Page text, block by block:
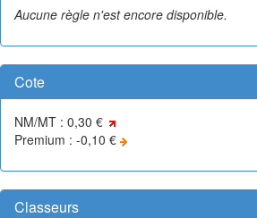
Aucune règle n'est encore disponible.
Cote
NM/MT : 0,30 €
Premium : -0,10 €
Classeurs